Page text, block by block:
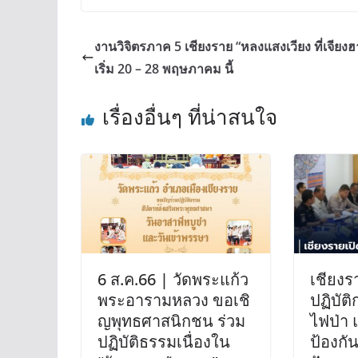
งานวิจิตรภาค 5 เชียงราย “หลงแสงเวียง ที่เจียงฮ
เริ่ม 20 – 28 พฤษภาคม นี้
เรื่องอื่นๆ ที่น่าสนใจ
6 ส.ค.66 | วัดพระแก้ว​
พระอาราม​หลวง​ ขอเชิ​
ญ​พุทธ​ศาสนิก​ชน​ ร่วม
ปฏิบัติ​ธรรม​เนื่องใน
เชียง
ปฏิบัติ
ไฟป่า
ป้องกั